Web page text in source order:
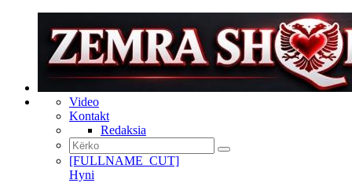
Video
Kontakt
Redaksia
[FULLNAME_CUT]
Hyni